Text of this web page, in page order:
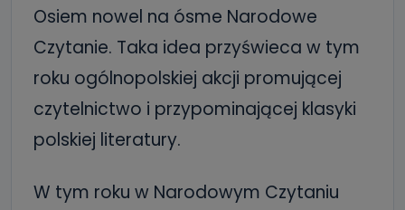
Osiem nowel na ósme Narodowe
Czytanie. Taka idea przyświeca w tym
roku ogólnopolskiej akcji promującej
czytelnictwo i przypominającej klasyki
polskiej literatury.
W tym roku w Narodowym Czytaniu